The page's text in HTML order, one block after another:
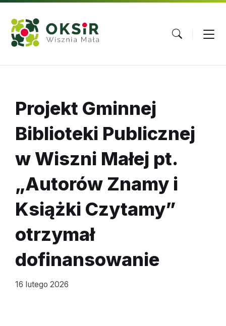
Skip
content
Skip
main
navigation
Skip
footer
Projekt Gminnej
Biblioteki Publicznej
w Wiszni Małej pt.
„Autorów Znamy i
Książki Czytamy”
otrzymał
dofinansowanie
16 lutego 2026